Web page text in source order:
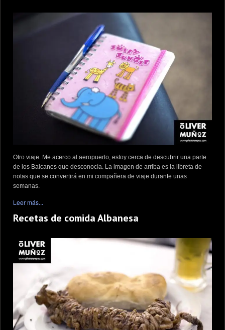
Otro viaje. Me acerco al aeropuerto, estoy cerca de descubrir una parte
de los Balcanes que desconocía. La imagen de arriba es la libreta de
notas que se convertirá en mi compañera de viaje durante unas
semanas.
Leer más...
Recetas de comida Albanesa